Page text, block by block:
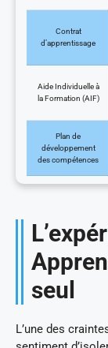
Contrat
d’apprentissage
Aide Individuelle à
la Formation (AIF)
Plan de
développement
des compétences
seul
L’une des